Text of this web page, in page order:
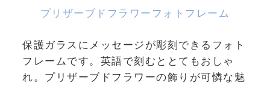
プリザーブドフラワーフォトフレーム
保護ガラスにメッセージが彫刻できるフォト
フレームです。英語で刻むととてもおしゃ
れ。プリザーブドフラワーの飾りが可憐な魅